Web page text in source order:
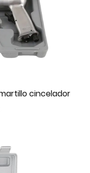
cincelador